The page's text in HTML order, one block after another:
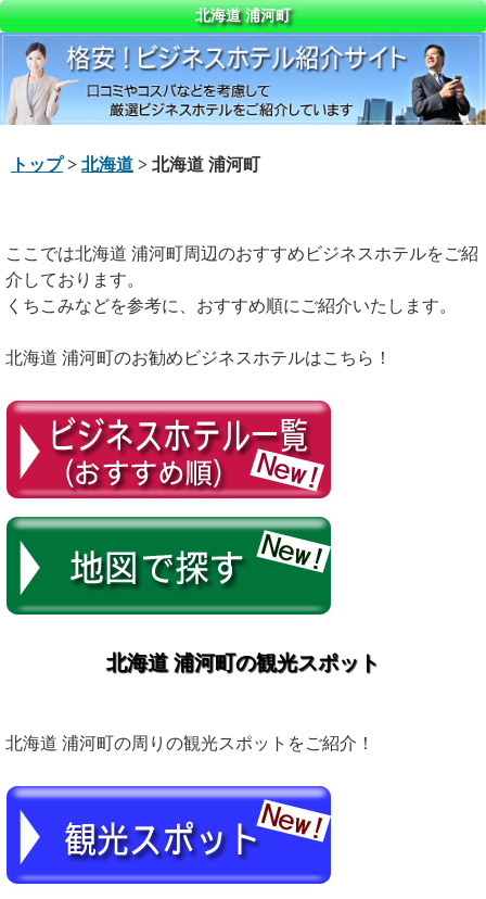
北海道 浦河町
トップ> 北海道 > 北海道 浦河町
ここでは北海道 浦河町周辺のおすすめビジネスホテルをご紹
介しております。
くちこみなどを参考に、おすすめ順にご紹介いたします。
北海道 浦河町のお勧めビジネスホテルはこちら！
北海道 浦河町の観光スポット
北海道 浦河町の周りの観光スポットをご紹介！